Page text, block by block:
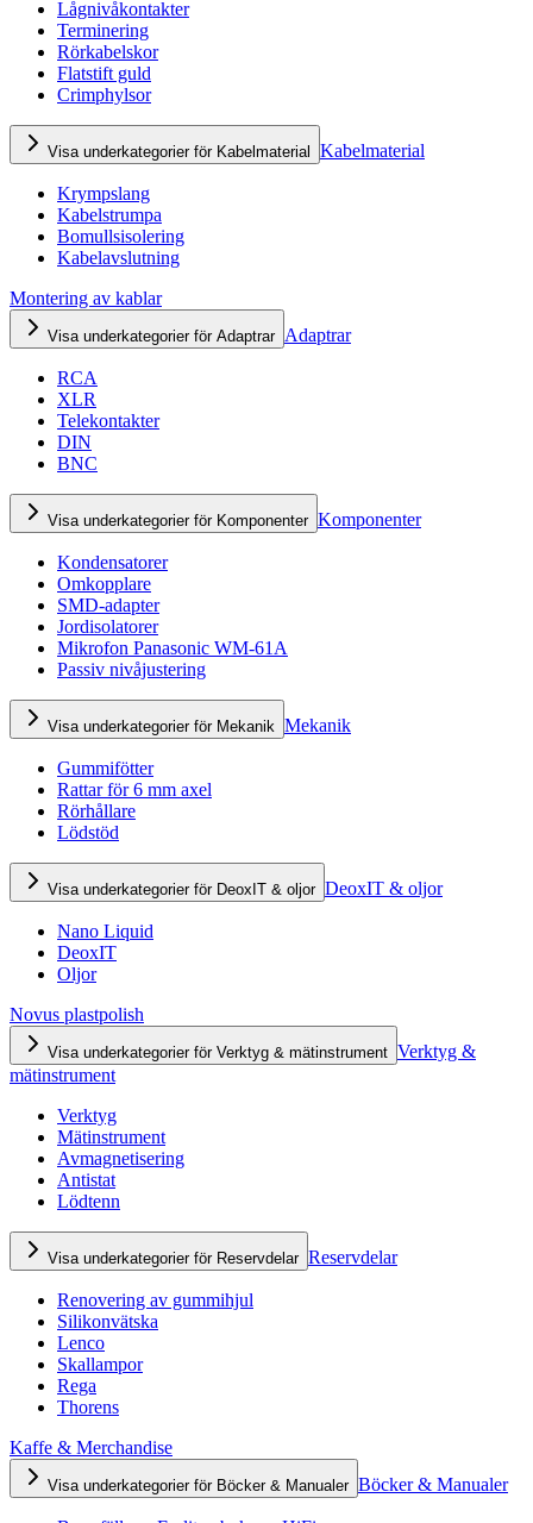
Lågnivåkontakter
Terminering
Rörkabelskor
Flatstift guld
Crimphylsor
Visa underkategorier för Kabelmaterial Kabelmaterial
Krympslang
Kabelstrumpa
Bomullsisolering
Kabelavslutning
Montering av kablar
Visa underkategorier för Adaptrar Adaptrar
RCA
XLR
Telekontakter
DIN
BNC
Visa underkategorier för Komponenter Komponenter
Kondensatorer
Omkopplare
SMD-adapter
Jordisolatorer
Mikrofon Panasonic WM-61A
Passiv nivåjustering
Visa underkategorier för Mekanik Mekanik
Gummifötter
Rattar för 6 mm axel
Rörhållare
Lödstöd
Visa underkategorier för DeoxIT & oljor DeoxIT & oljor
Nano Liquid
DeoxIT
Oljor
Novus plastpolish
Visa underkategorier för Verktyg & mätinstrument Verktyg &
mätinstrument
Verktyg
Mätinstrument
Avmagnetisering
Antistat
Lödtenn
Visa underkategorier för Reservdelar Reservdelar
Renovering av gummihjul
Silikonvätska
Lenco
Skallampor
Rega
Thorens
Kaffe & Merchandise
Visa underkategorier för Böcker & Manualer Böcker & Manualer